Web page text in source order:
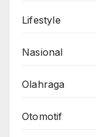
Lifestyle
Nasional
Olahraga
Otomotif